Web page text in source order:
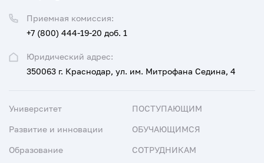
Юридический адрес:
350063 г. Краснодар, ул. им. Митрофана Седина, 4
Приемная комиссия:
+7 (800) 444-19-20 доб. 1
Университет
Развитие и инновации
Образование
ПОСТУПАЮЩИМ
ОБУЧАЮЩИМСЯ
СОТРУДНИКАМ